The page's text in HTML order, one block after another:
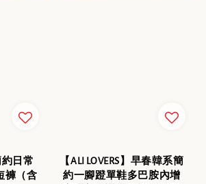
約日常
褲（含
【ALI LOVERS】早春韓系簡
約一腳蹬單鞋多巴胺內增